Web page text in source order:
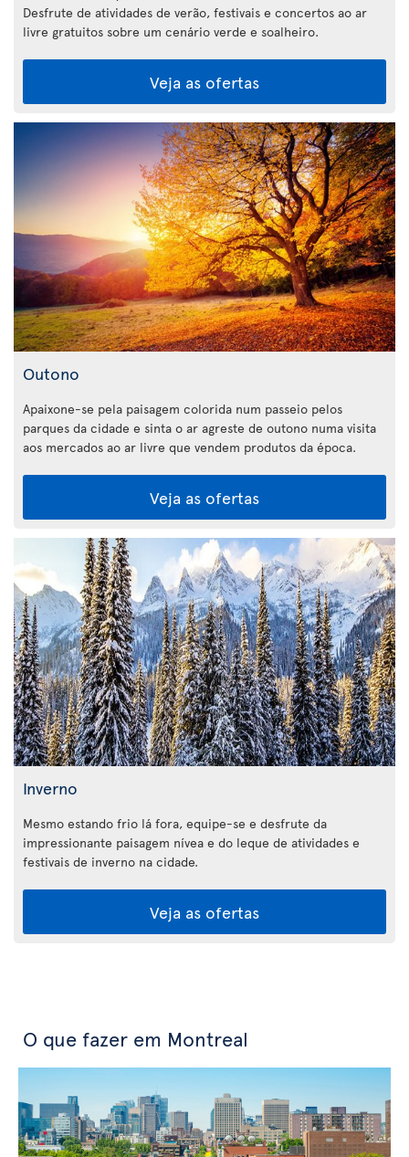
Desfrute de atividades de verão, festivais e concertos ao ar
livre gratuitos sobre um cenário verde e soalheiro.
Veja as ofertas
Outono
Apaixone-se pela paisagem colorida num passeio pelos
parques da cidade e sinta o ar agreste de outono numa visita
aos mercados ao ar livre que vendem produtos da época.
Veja as ofertas
Inverno
Mesmo estando frio lá fora, equipe-se e desfrute da
impressionante paisagem nívea e do leque de atividades e
festivais de inverno na cidade.
Veja as ofertas
O que fazer em Montreal